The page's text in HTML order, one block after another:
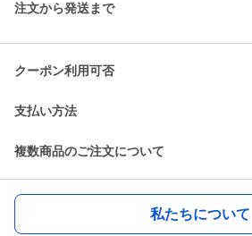
注文から発送まで
クーポン利用可否
支払い方法
複数商品のご注文について
私たちについて